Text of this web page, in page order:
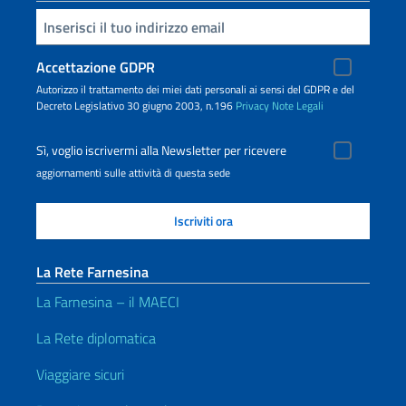
Inserisci la tua email
Accettazione GDPR
Autorizzo il trattamento dei miei dati personali ai sensi del GDPR e del
Decreto Legislativo 30 giugno 2003, n.196 Privacy Note Legali
Sì, voglio iscrivermi alla Newsletter per ricevere
aggiornamenti sulle attività di questa sede
La Rete Farnesina
La Farnesina – il MAECI
La Rete diplomatica
Viaggiare sicuri